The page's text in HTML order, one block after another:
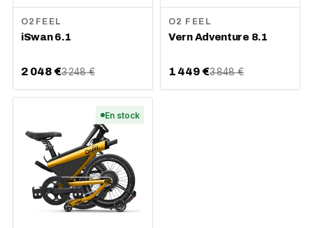
O2FEEL
iSwan 6.1
2 048 €3 248 €
O2 FEEL
Vern Adventure 8.1
1 449 €3 848 €
En stock